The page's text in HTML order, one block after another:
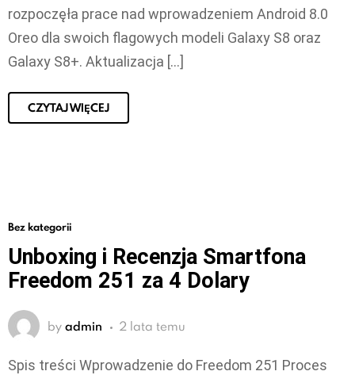
rozpoczęła prace nad wprowadzeniem Android 8.0
Oreo dla swoich flagowych modeli Galaxy S8 oraz
Galaxy S8+. Aktualizacja […]
CZYTAJ WIĘCEJ
Bez kategorii
Unboxing i Recenzja Smartfona
Freedom 251 za 4 Dolary
by admin 2 lata temu
Spis treści Wprowadzenie do Freedom 251 Proces